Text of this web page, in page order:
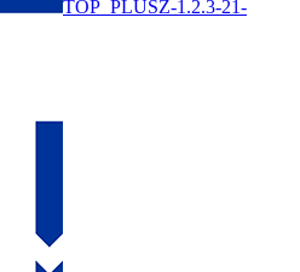
TOP_PLUSZ-1.2.3-21-